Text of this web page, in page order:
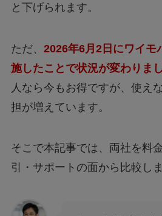
と下げられます。
ただ、 2026年6月2日にワイモ
施したことで状況が変わりまし
人なら今もお得ですが、使え
担が増えています。
そこで本記事では、両社を料
引・サポートの面から比較しま